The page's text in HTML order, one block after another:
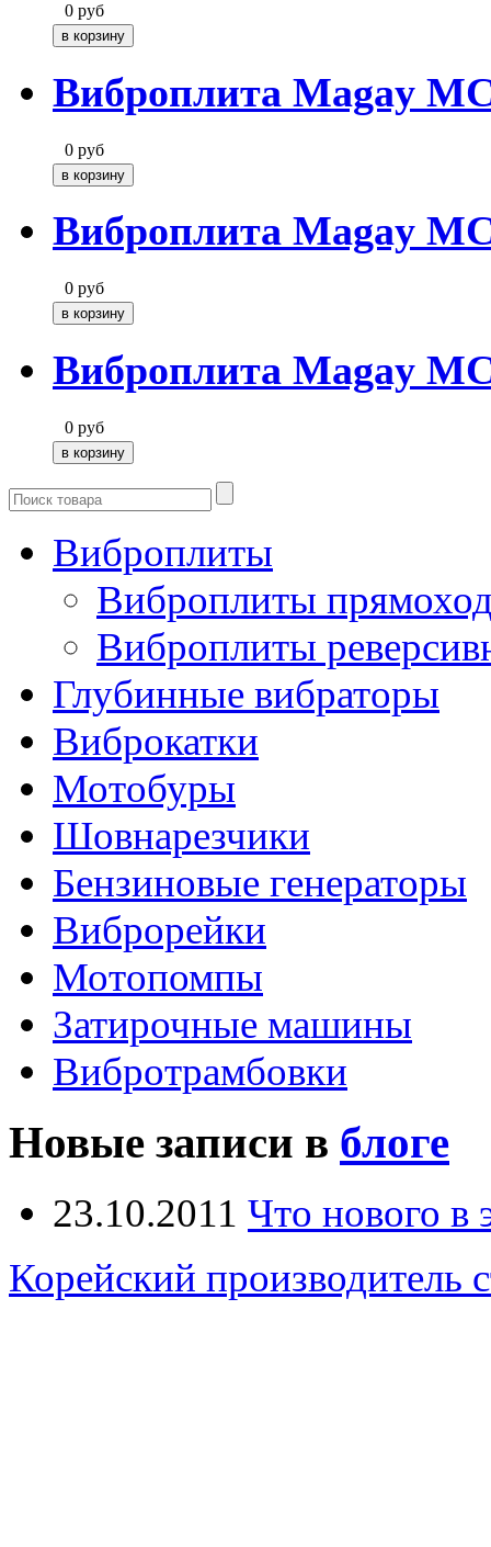
0 руб
Виброплита Magay
0 руб
Виброплита Magay
0 руб
Виброплита Magay
0 руб
Виброплиты
Виброплиты
Виброплиты
Глубинные вибраторы
Виброкатки
Мотобуры
Шовнарезчики
Бензиновые генераторы
Виброрейки
Мотопомпы
Затирочные машины
Вибротрамбовки
Новые записи в блоге
23.10.2011 Что нового в
Корейский производитель